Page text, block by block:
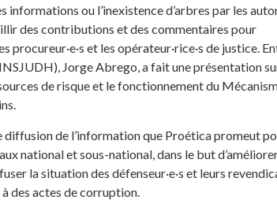
informations ou l’inexistence d’arbres par les
des contributions et des commentaires pour
et les opérateur·rice·s de justice.
Jorge Abrego, a fait une présentation
de risque et le fonctionnement du
diffusion de l’information que Proética promeut
national et sous-national, dans le but d’améliorer
la situation des défenseur·e·s et leurs
des actes de corruption.